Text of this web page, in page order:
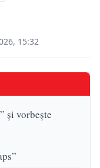
15:32
și vorbește